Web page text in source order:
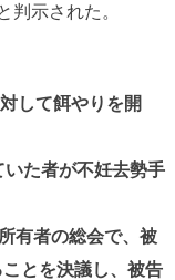
判示された。
して餌やりを開
た者が不妊去勢手
有者の総会で、被
とを決議し、被告